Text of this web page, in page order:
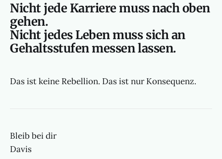
Nicht jede Karriere muss nach oben
gehen.
Nicht jedes Leben muss sich an
Gehaltsstufen messen lassen.
Das ist keine Rebellion. Das ist nur Konsequenz.
Bleib bei dir
Davis